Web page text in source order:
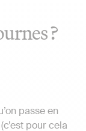
?
passe en
(c’est pour cela